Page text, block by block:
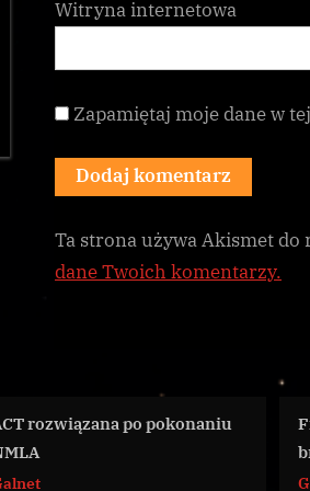
Witryna internetowa
Zapamiętaj moje dane w
Ta strona używa Akismet do
dane Twoich komentarzy.
Finansowanie skradzionej
broni nuklearnej namierzone?